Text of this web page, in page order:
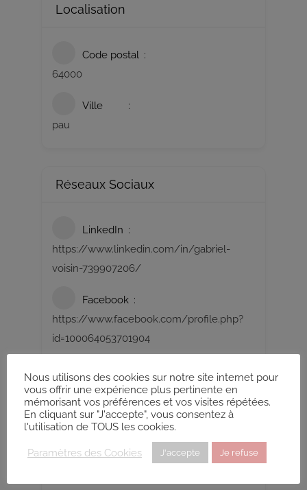
Localisation
Code postal
64000
Ville
pau
Réseaux Sociaux
LinkedIn
https://www.linkedin.com/in/gabriel-
voisin-739907206/
Facebook
https://www.facebook.com/profile.php?
id=100064053701904
https://www.youtube.com/@gabrielvoisin
3261
https://www.instagram.com/naitreetexiste
Nous utilisons des cookies sur notre site internet pour
vous offrir une expérience plus pertinente en
mémorisant vos préférences et vos visites répétées.
En cliquant sur "J'accepte", vous consentez à
l'utilisation de TOUS les cookies.
Paramètres des Cookies J'accepte Je refuse